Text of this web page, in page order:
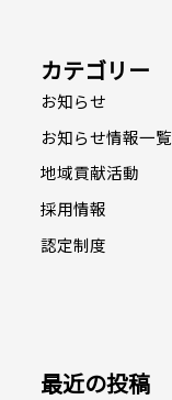
カテゴリー
お知らせ
お知らせ情報一覧
地域貢献活動
採用情報
認定制度
最近の投稿